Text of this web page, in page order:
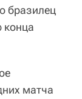
бразилец
конца
матча